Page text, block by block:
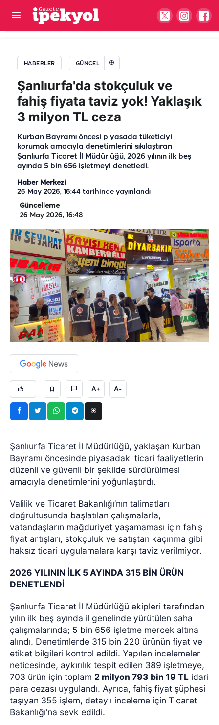
HABERLER GÜNCEL
Şanlıurfa'da stokçuluk ve
fahiş fiyata taviz yok! Yaklaşık
3 milyon TL ceza
Kurban Bayramı öncesi piyasada tüketiciyi
korumak amacıyla denetimlerini sıkılaştıran
Şanlıurfa Ticaret İl Müdürlüğü, 2026 yılının ilk beş
ayında 5 bin 656 işletmeyi denetledi.
Haber Merkezi
26 May 2026, 16:44 tarihinde yayınlandı
Güncelleme
26 May 2026, 16:48
A+ A-
Şanlıurfa Ticaret İl Müdürlüğü, yaklaşan Kurban
Bayramı öncesinde piyasadaki ticari faaliyetlerin
düzenli ve güvenli bir şekilde sürdürülmesi
amacıyla denetimlerini yoğunlaştırdı.
Valilik ve Ticaret Bakanlığı’nın talimatları
doğrultusunda başlatılan çalışmalarla,
vatandaşların mağduriyet yaşamaması için fahiş
fiyat artışları, stokçuluk ve satıştan kaçınma gibi
haksız ticari uygulamalara karşı taviz verilmiyor.
2026 YILININ İLK 5 AYINDA 315 BİN ÜRÜN
DENETLENDİ
Şanlıurfa Ticaret İl Müdürlüğü ekipleri tarafından
yılın ilk beş ayında il genelinde yürütülen saha
çalışmalarında; 5 bin 656 işletme mercek altına
alındı. Denetimlerde 315 bin 220 ürünün fiyat ve
etiket bilgileri kontrol edildi. Yapılan incelemeler
neticesinde, aykırılık tespit edilen 389 işletmeye,
703 ürün için toplam 2 milyon 793 bin 19 TL idari
para cezası uygulandı. Ayrıca, fahiş fiyat şüphesi
taşıyan 355 işlem, detaylı inceleme için Ticaret
Bakanlığı’na sevk edildi.
Şanlıurfa’da polis olmak isteyenlere müjde: 3 bin